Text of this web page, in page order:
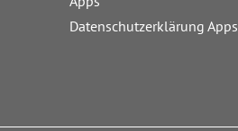
Datenschutzerklärung Apps